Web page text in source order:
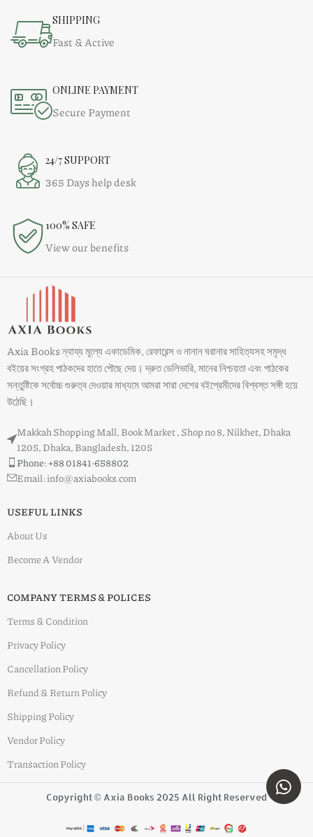
SHIPPING
Fast & Active
ONLINE PAYMENT
Secure Payment
24/7 SUPPORT
365 Days help desk
100% SAFE
View our benefits
Axia Books ন্যায্য মূল্যে একাডেমিক, রেফারেন্স ও নানান ঘরানার সাহিত্যসহ সমৃদ্ধ
বইয়ের সংগ্রহ পাঠকদের হাতে পৌছে দেয়। দ্রুত ডেলিভারি, মানের নিশ্চয়তা এবং পাঠকের
সন্তুষ্টিকে সর্বোচ্চ গুরুত্ব দেওয়ার মাধ্যমে আমরা সারা দেশের বইপ্রেমীদের বিশ্বস্ত সঙ্গী হয়ে
উঠেছি।
Makkah Shopping Mall, Book Market , Shop no 8, Nilkhet, Dhaka
1205, Dhaka, Bangladesh, 1205
Phone: +88 01841-658802
Email: info@axiabooks.com
USEFUL LINKS
About Us
Become A Vendor
COMPANY TERMS & POLICES
Terms & Condition
Privacy Policy
Cancellation Policy
Refund & Return Policy
Shipping Policy
Vendor Policy
Transaction Policy
Copyright © Axia Books 2025 All Right Reserved